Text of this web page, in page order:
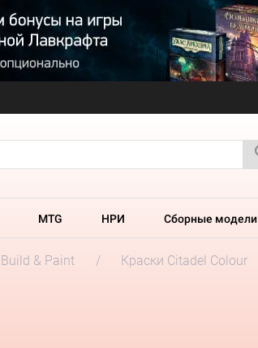
MTG НРИ Сборные модели
Build & Paint Краски Citadel Colour